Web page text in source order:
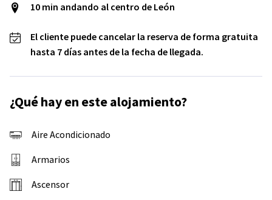
10 min andando al centro de León
El cliente puede cancelar la reserva de forma gratuita
hasta 7 días antes de la fecha de llegada.
¿Qué hay en este alojamiento?
Aire Acondicionado
Armarios
Ascensor